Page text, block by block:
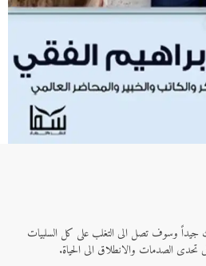
وسوف تصل الى التغلب على كل السلبيات
فى تحدى الصدمات والانطلاق الى الحياة.